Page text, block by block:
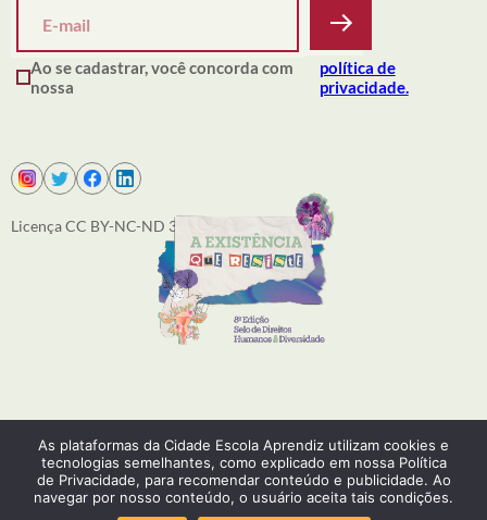
Ao se cadastrar, você concorda com
nossa
política de
privacidade.
Licença CC BY-NC-ND 3.0
PRODUÇÕES
ACONTECE
COMO ATUAMOS
EQUIPE
As plataformas da Cidade Escola Aprendiz utilizam cookies e
tecnologias semelhantes, como explicado em nossa Política
de Privacidade, para recomendar conteúdo e publicidade. Ao
navegar por nosso conteúdo, o usuário aceita tais condições.